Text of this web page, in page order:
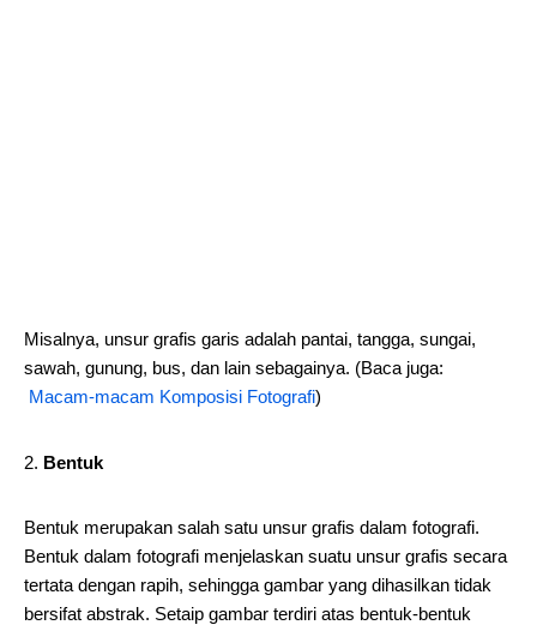
Misalnya, unsur grafis garis adalah pantai, tangga, sungai,
sawah, gunung, bus, dan lain sebagainya. (Baca juga:
Macam-macam Komposisi Fotografi)
Bentuk
Bentuk merupakan salah satu unsur grafis dalam fotografi.
Bentuk dalam fotografi menjelaskan suatu unsur grafis secara
tertata dengan rapih, sehingga gambar yang dihasilkan tidak
bersifat abstrak. Setaip gambar terdiri atas bentuk-bentuk